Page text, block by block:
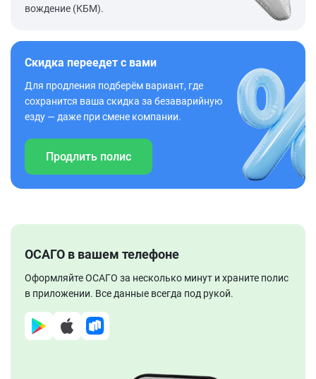
вождение (КБМ).
Скидка переедет с вами
Для продления подберём вариант, где
сохранится ваша скидка за безаварийную
езду — даже при смене компании.
Продлить полис
ОСАГО в вашем телефоне
Оформляйте ОСАГО за несколько минут и храните полис
в приложении. Все данные всегда под рукой.